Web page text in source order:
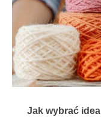
Jak wybrać